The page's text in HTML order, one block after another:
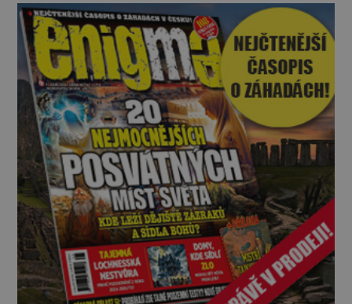
kromě syrových bobů. Příběh se rychle stává
jednou z největších záhad středověké Anglie a ani
po téměř devíti stech letech není